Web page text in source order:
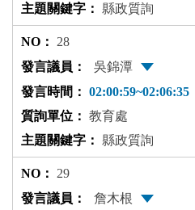
縣政質詢
28
吳錦潭
02:00:59~02:06:35
教育處
縣政質詢
29
詹木根